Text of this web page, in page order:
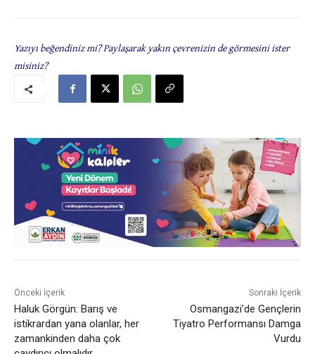
Yazıyı beğendiniz mi? Paylaşarak yakın çevrenizin de görmesini ister
misiniz?
Önceki İçerik
Haluk Görgün: Barış ve
istikrardan yana olanlar, her
zamankinden daha çok
Sonraki İçerik
Osmangazi’de Gençlerin
Tiyatro Performansı Damga
Vurdu